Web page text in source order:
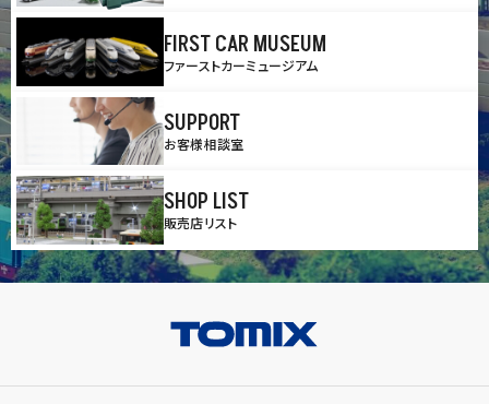
FIRST CAR MUSEUM
ファーストカーミュージアム
SUPPORT
お客様相談室
SHOP LIST
販売店リスト